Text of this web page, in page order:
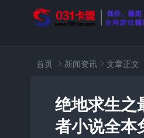
首页 新闻资讯 文章正文
绝地求生之
者小说全本